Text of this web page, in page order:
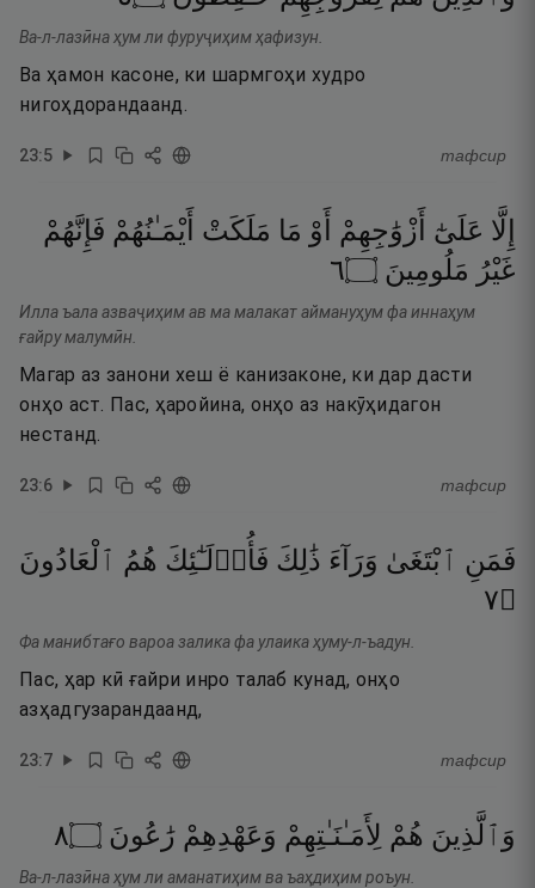
Ва-л-лазӣна ҳум ли фуруҷиҳим ҳафизун.
Ва ҳамон касоне, ки шармгоҳи худро
нигоҳдорандаанд.
23:5 тафсир
إِلَّا عَلَىٰٓ أَزْوَٰجِهِمْ أَوْ مَا مَلَكَتْ أَيْمَـٰنُهُمْ فَإِنَّهُمْ
غَيْرُ مَلُومِينَ ۝٦
Илла ъала азваҷиҳим ав ма малакат аймануҳум фа иннаҳум
ғайру малумӣн.
Магар аз занони хеш ё канизаконе, ки дар дасти
онҳо аст. Пас, ҳаройина, онҳо аз накӯҳидагон
нестанд.
23:6 тафсир
فَمَنِ ٱبْتَغَىٰ وَرَآءَ ذَٰلِكَ فَأُو۟لَـٰٓئِكَ هُمُ ٱلْعَادُونَ
۝٧
Фа манибтағо вароа залика фа улаика ҳуму-л-ъадун.
Пас, ҳар кӣ ғайри инро талаб кунад, онҳо
азҳадгузарандаанд,
23:7 тафсир
وَٱلَّذِينَ هُمْ لِأَمَـٰنَـٰتِهِمْ وَعَهْدِهِمْ رَٰعُونَ ۝٨
Ва-л-лазӣна ҳум ли аманатиҳим ва ъаҳдиҳим роъун.